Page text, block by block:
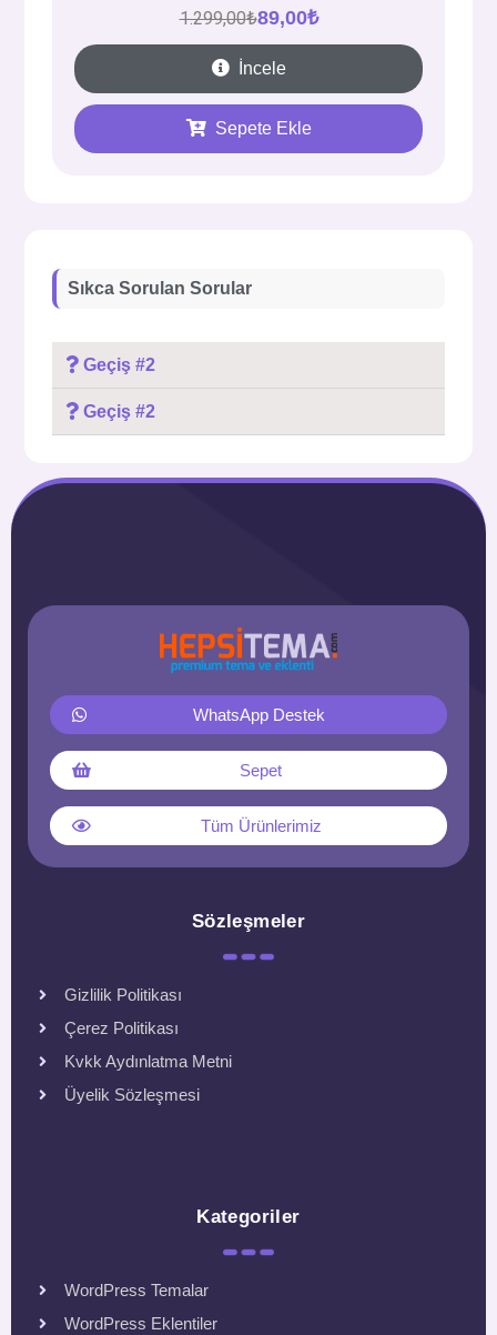
1.299,00₺89,00₺
İncele
Sepete Ekle
Sıkca Sorulan Sorular
Geçiş #2
Geçiş #2
WhatsApp Destek
Sepet
Tüm Ürünlerimiz
Sözleşmeler
Gizlilik Politikası
Çerez Politikası
Kvkk Aydınlatma Metni
Üyelik Sözleşmesi
Kategoriler
WordPress Temalar
WordPress Eklentiler